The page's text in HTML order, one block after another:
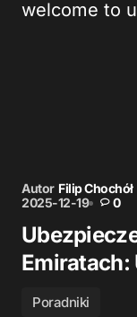
Autor Filip Chochół
2025-12-19
0
Emiratach:
Poradniki